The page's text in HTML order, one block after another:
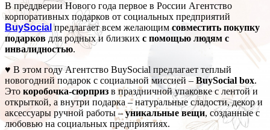
В преддверии Нового года первое в России Агентство
корпоративных подарков от социальных предприятий
BuySocial предлагает всем желающим совместить покупку
подарков для родных и близких с помощью людям с
инвалидностью.
♥ В этом году Агентство BuySocial предлагает теплый
новогодний подарок с социальной миссией –BuySocial box.
Это коробочка-сюрприз в праздничной упаковке с лентой и
открыткой, а внутри подарка – натуральные сладости, декор и
аксессуары ручной работы –уникальные вещи, созданные с
любовью на социальных предприятиях.